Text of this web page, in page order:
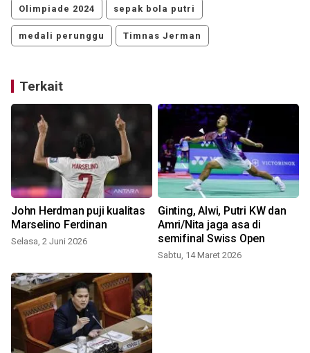
Olimpiade 2024 sepak bola putri
medali perunggu Timnas Jerman
Terkait
John Herdman puji kualitas
Marselino Ferdinan
Selasa, 2 Juni 2026
Ginting, Alwi, Putri KW dan
Amri/Nita jaga asa di
semifinal Swiss Open
Sabtu, 14 Maret 2026